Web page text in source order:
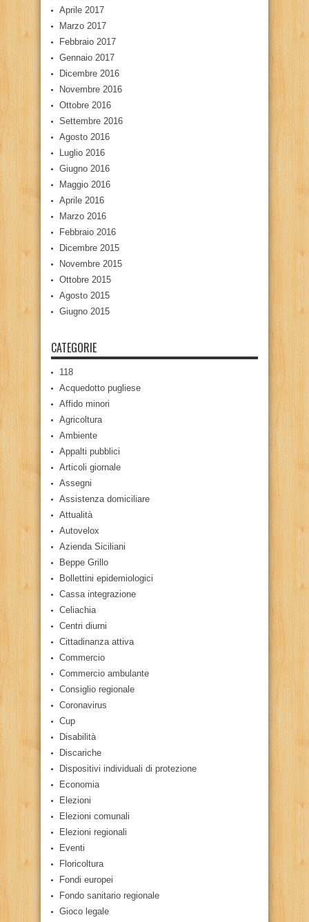
Aprile 2017
Marzo 2017
Febbraio 2017
Gennaio 2017
Dicembre 2016
Novembre 2016
Ottobre 2016
Settembre 2016
Agosto 2016
Luglio 2016
Giugno 2016
Maggio 2016
Aprile 2016
Marzo 2016
Febbraio 2016
Dicembre 2015
Novembre 2015
Ottobre 2015
Agosto 2015
Giugno 2015
CATEGORIE
118
Acquedotto pugliese
Affido minori
Agricoltura
Ambiente
Appalti pubblici
Articoli giornale
Assegni
Assistenza domiciliare
Attualità
Autovelox
Azienda Siciliani
Beppe Grillo
Bollettini epidemiologici
Cassa integrazione
Celiachia
Centri diurni
Cittadinanza attiva
Commercio
Commercio ambulante
Consiglio regionale
Coronavirus
Cup
Disabilità
Discariche
Dispositivi individuali di protezione
Economia
Elezioni
Elezioni comunali
Elezioni regionali
Eventi
Floricoltura
Fondi europei
Fondo sanitario regionale
Gioco legale